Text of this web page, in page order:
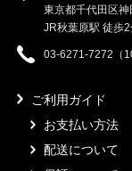
東京都千代田区
JR秋葉原駅 徒歩
03-6271-7272（
ご利用ガイド
お支払い方法
配送について